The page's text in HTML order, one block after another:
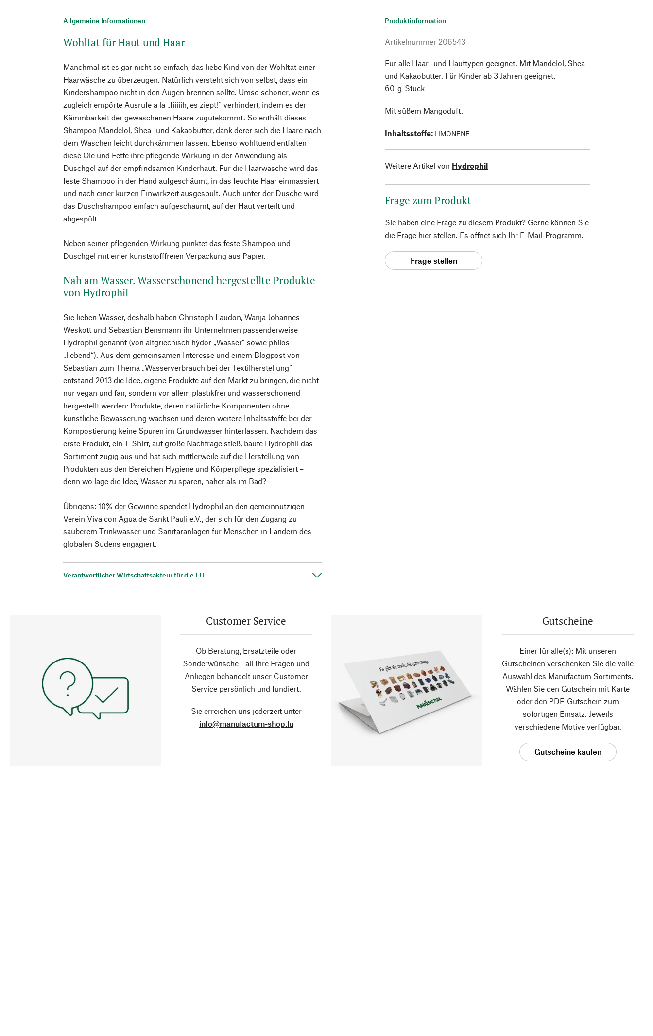
Allgemeine Informationen
Wohltat für Haut und Haar
Manchmal ist es gar nicht so einfach, das liebe Kind von der Wohltat einer
Haarwäsche zu überzeugen. Natürlich versteht sich von selbst, dass ein
Kindershampoo nicht in den Augen brennen sollte. Umso schöner, wenn es
zugleich empörte Ausrufe à la „Iiiiiih, es ziept!“ verhindert, indem es der
Kämmbarkeit der gewaschenen Haare zugutekommt. So enthält dieses
Shampoo Mandelöl, Shea- und Kakaobutter, dank derer sich die Haare nach
dem Waschen leicht durchkämmen lassen. Ebenso wohltuend entfalten
diese Öle und Fette ihre pflegende Wirkung in der Anwendung als
Duschgel auf der empfindsamen Kinderhaut. Für die Haarwäsche wird das
feste Shampoo in der Hand aufgeschäumt, in das feuchte Haar einmassiert
und nach einer kurzen Einwirkzeit ausgespült. Auch unter der Dusche wird
das Duschshampoo einfach aufgeschäumt, auf der Haut verteilt und
abgespült.
Neben seiner pflegenden Wirkung punktet das feste Shampoo und
Duschgel mit einer kunststofffreien Verpackung aus Papier.
Nah am Wasser. Wasserschonend hergestellte Produkte
von Hydrophil
Sie lieben Wasser, deshalb haben Christoph Laudon, Wanja Johannes
Weskott und Sebastian Bensmann ihr Unternehmen passenderweise
Hydrophil genannt (von altgriechisch hýdor „Wasser“ sowie phílos
„liebend“). Aus dem gemeinsamen Interesse und einem Blogpost von
Sebastian zum Thema „Wasserverbrauch bei der Textilherstellung“
entstand 2013 die Idee, eigene Produkte auf den Markt zu bringen, die nicht
nur vegan und fair, sondern vor allem plastikfrei und wasserschonend
hergestellt werden: Produkte, deren natürliche Komponenten ohne
künstliche Bewässerung wachsen und deren weitere Inhaltsstoffe bei der
Kompostierung keine Spuren im Grundwasser hinterlassen. Nachdem das
erste Produkt, ein T-Shirt, auf große Nachfrage stieß, baute Hydrophil das
Sortiment zügig aus und hat sich mittlerweile auf die Herstellung von
Produkten aus den Bereichen Hygiene und Körperpflege spezialisiert –
denn wo läge die Idee, Wasser zu sparen, näher als im Bad?
Übrigens: 10% der Gewinne spendet Hydrophil an den gemeinnützigen
Verein Viva con Agua de Sankt Pauli e.V., der sich für den Zugang zu
sauberem Trinkwasser und Sanitäranlagen für Menschen in Ländern des
globalen Südens engagiert.
Verantwortlicher Wirtschaftsakteur für die EU
Produktinformation
Artikelnummer 206543
Für alle Haar- und Hauttypen geeignet. Mit Mandelöl, Shea-
und Kakaobutter. Für Kinder ab 3 Jahren geeignet.
60-g-Stück
Mit süßem Mangoduft.
Inhaltsstoffe: LIMONENE
Weitere Artikel von Hydrophil
Frage zum Produkt
Sie haben eine Frage zu diesem Produkt? Gerne können Sie
die Frage hier stellen. Es öffnet sich Ihr E-Mail-Programm.
Frage stellen
Customer Service
Ob Beratung, Ersatzteile oder
Sonderwünsche - all Ihre Fragen und
Anliegen behandelt unser Customer
Service persönlich und fundiert.
Sie erreichen uns jederzeit unter
info@manufactum-shop.lu
Gutscheine
Einer für alle(s): Mit unseren
Gutscheinen verschenken Sie die volle
Auswahl des Manufactum Sortiments.
Wählen Sie den Gutschein mit Karte
oder den PDF-Gutschein zum
sofortigen Einsatz. Jeweils
verschiedene Motive verfügbar.
Gutscheine kaufen